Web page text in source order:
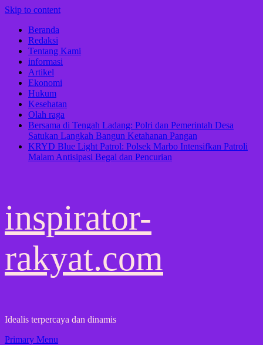
Skip to content
Beranda
Redaksi
Tentang Kami
informasi
Artikel
Ekonomi
Hukum
Kesehatan
Olah raga
Bersama di Tengah Ladang: Polri dan Pemerintah Desa
Satukan Langkah Bangun Ketahanan Pangan
KRYD Blue Light Patrol: Polsek Marbo Intensifkan Patroli
Malam Antisipasi Begal dan Pencurian
inspirator-
rakyat.com
Idealis terpercaya dan dinamis
Primary Menu